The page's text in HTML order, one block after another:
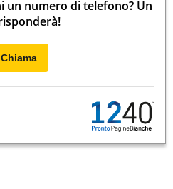
un numero di telefono? Un
Chiama